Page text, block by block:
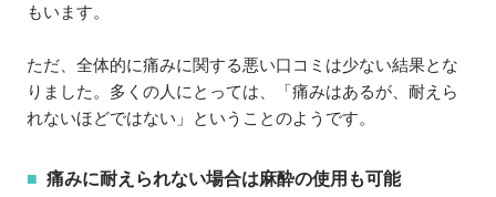
もいます。
ただ、全体的に痛みに関する悪い口コミは少ない結果とな
りました。多くの人にとっては、「痛みはあるが、耐えら
れないほどではない」ということのようです。
痛みに耐えられない場合は麻酔の使用も可能